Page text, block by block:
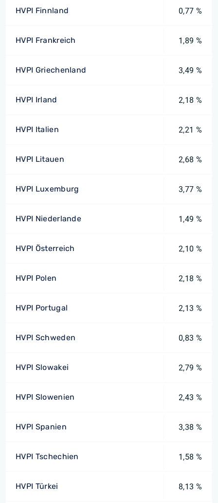
HVPI Finnland 0,77 %
HVPI Frankreich 1,89 %
HVPI Griechenland 3,49 %
HVPI Irland 2,18 %
HVPI Italien 2,21 %
HVPI Litauen 2,68 %
HVPI Luxemburg 3,77 %
HVPI Niederlande 1,49 %
HVPI Österreich 2,10 %
HVPI Polen 2,18 %
HVPI Portugal 2,13 %
HVPI Schweden 0,83 %
HVPI Slowakei 2,79 %
HVPI Slowenien 2,43 %
HVPI Spanien 3,38 %
HVPI Tschechien 1,58 %
HVPI Türkei 8,13 %